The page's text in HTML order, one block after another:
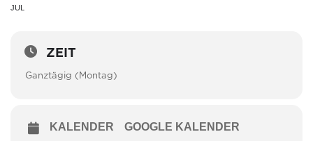
JUL
ZEIT
Ganztägig (Montag)
KALENDER GOOGLE KALENDER